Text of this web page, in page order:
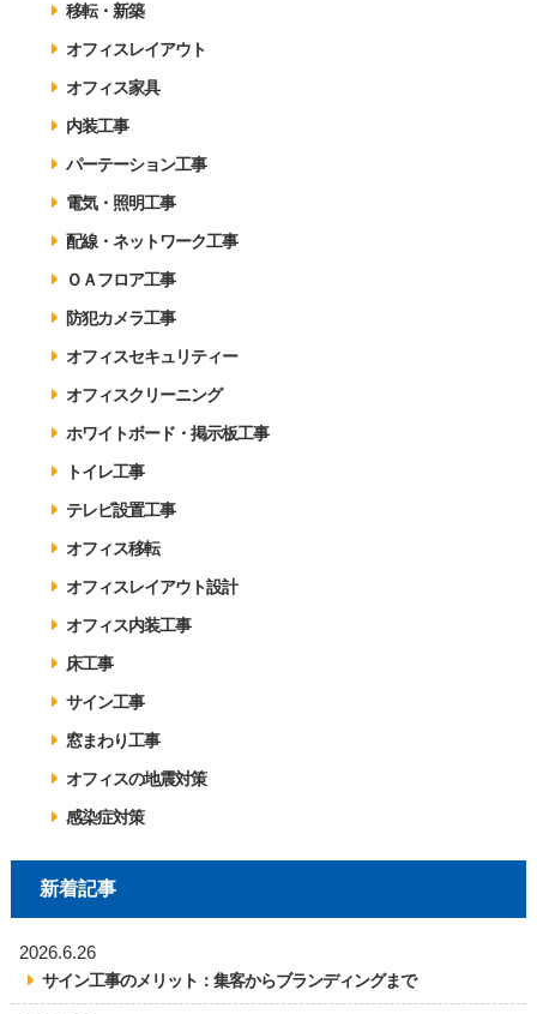
移転・新築
オフィスレイアウト
オフィス家具
内装工事
パーテーション工事
電気・照明工事
配線・ネットワーク工事
ＯＡフロア工事
防犯カメラ工事
オフィスセキュリティー
オフィスクリーニング
ホワイトボード・掲示板工事
トイレ工事
テレビ設置工事
オフィス移転
オフィスレイアウト設計
オフィス内装工事
床工事
サイン工事
窓まわり工事
オフィスの地震対策
感染症対策
新着記事
2026.6.26
サイン工事のメリット：集客からブランディングまで